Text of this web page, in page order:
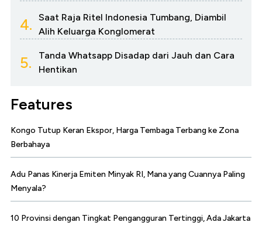
4.
Saat Raja Ritel Indonesia Tumbang, Diambil
Alih Keluarga Konglomerat
5.
Tanda Whatsapp Disadap dari Jauh dan Cara
Hentikan
Features
Kongo Tutup Keran Ekspor, Harga Tembaga Terbang ke Zona
Berbahaya
Adu Panas Kinerja Emiten Minyak RI, Mana yang Cuannya Paling
Menyala?
10 Provinsi dengan Tingkat Pengangguran Tertinggi, Ada Jakarta